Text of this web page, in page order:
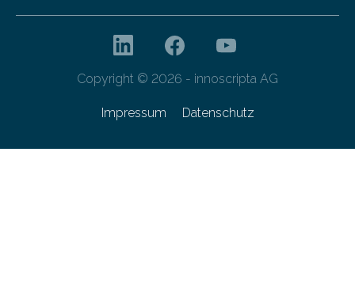
Copyright © 2026 - innoscripta AG
Impressum Datenschutz